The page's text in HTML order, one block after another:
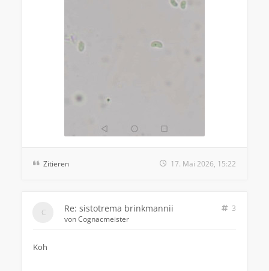
Zitieren 17. Mai 2026, 15:22
Re: sistotrema brinkmannii
3
vonCognacmeister
Koh